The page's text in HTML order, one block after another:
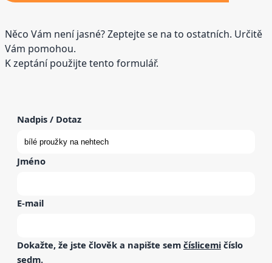
Něco Vám není jasné? Zeptejte se na to ostatních. Určitě
Vám pomohou.
K zeptání použijte tento formulář.
Nadpis / Dotaz
Jméno
E-mail
Dokažte, že jste člověk a napište sem číslicemi číslo
sedm.